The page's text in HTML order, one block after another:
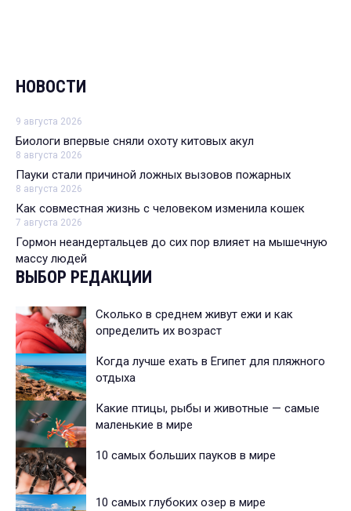
НОВОСТИ
9 августа 2026
Биологи впервые сняли охоту китовых акул
8 августа 2026
Пауки стали причиной ложных вызовов пожарных
8 августа 2026
Как совместная жизнь с человеком изменила кошек
7 августа 2026
Гормон неандертальцев до сих пор влияет на мышечную
массу людей
ВЫБОР РЕДАКЦИИ
Сколько в среднем живут ежи и как
определить их возраст
Когда лучше ехать в Египет для пляжного
отдыха
Какие птицы, рыбы и животные — самые
маленькие в мире
10 самых больших пауков в мире
10 самых глубоких озер в мире